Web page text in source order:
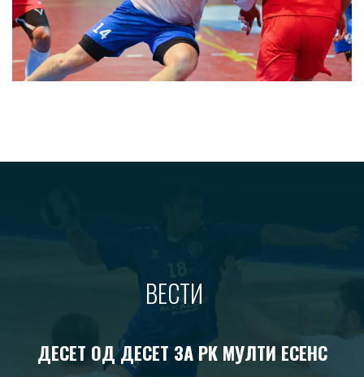
ВЕСТИ
ДЕСЕТ ОД ДЕСЕТ ЗА РК МУЛТИ ЕСЕНС